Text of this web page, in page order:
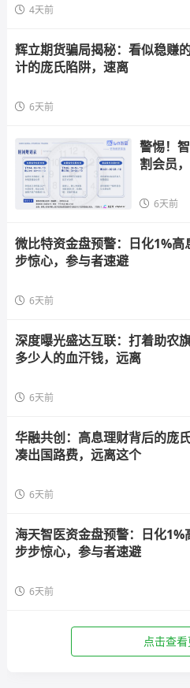
4天前
辉立期货骗局揭秘：看似稳赚
计的庞氏陷阱，速离
6天前
警惕！
割会员
6天前
微比特资金盘预警：日化1%
步惊心，参与者速避
6天前
深度曝光盛达互联：打着助农
多少人的血汗钱，远离
6天前
华融共创：高息理财背后的庞
凑出国路费，远离这个
6天前
海天智医资金盘预警：日化
步步惊心，参与者速避
6天前
点击查